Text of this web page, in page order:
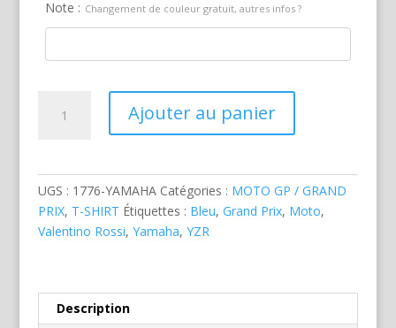
Note : Changement de couleur gratuit, autres infos ?
Ajouter au panier
UGS : 1776-YAMAHA Catégories : MOTO GP / GRAND
PRIX, T-SHIRT Étiquettes : Bleu, Grand Prix, Moto,
Valentino Rossi, Yamaha, YZR
Description